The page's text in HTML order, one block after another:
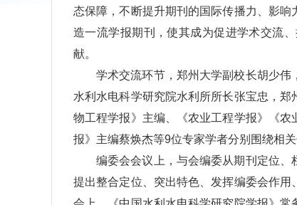
态保障，不断提升期刊的国际传播力、影
造一流学报期刊，使其成为促进学术交流
献。
学术交流环节，郑州大学副校长胡少
水利水电科学研究院水利所所长张宝忠，
物工程学报》主编、《农业工程学报》《
报》主编蔡焕杰等9位专家学者分别围绕相
编委会会议上，与会编委从期刊定位、
提出整合定位、突出特色、发挥编委会作